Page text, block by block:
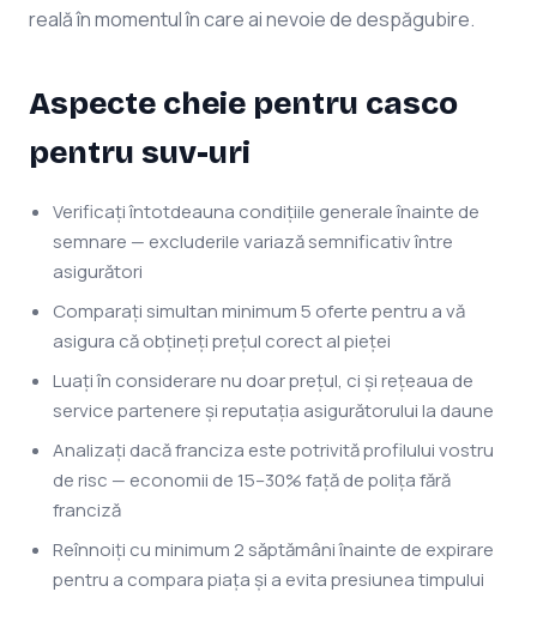
reală în momentul în care ai nevoie de despăgubire.
Aspecte cheie pentru casco
pentru suv-uri
Verificați întotdeauna condițiile generale înainte de
semnare — excluderile variază semnificativ între
asigurători
Comparați simultan minimum 5 oferte pentru a vă
asigura că obțineți prețul corect al pieței
Luați în considerare nu doar prețul, ci și rețeaua de
service partenere și reputația asigurătorului la daune
Analizați dacă franciza este potrivită profilului vostru
de risc — economii de 15–30% față de polița fără
franciză
Reînnoiți cu minimum 2 săptămâni înainte de expirare
pentru a compara piața și a evita presiunea timpului